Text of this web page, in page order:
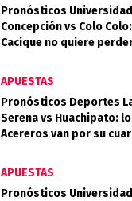
Pronósticos
Concepción vs Colo
Cacique no quiere
APUESTAS
Pronósticos Deportes
Serena vs Huachipato:
Acereros van por su
APUESTAS
Pronósticos